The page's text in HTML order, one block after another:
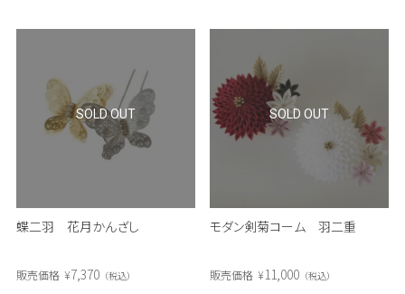
蝶二羽 花月かんざし
販売価格 ¥7,370 税込
SOLD OUT
モダン剣菊コーム 羽二重
販売価格 ¥11,000 税込
SOLD OUT